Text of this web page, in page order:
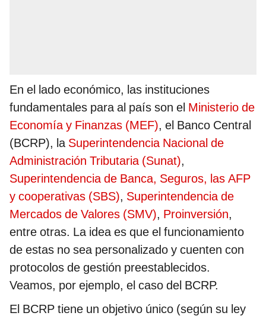
En el lado económico, las instituciones
fundamentales para al país son el Ministerio de
Economía y Finanzas (MEF), el Banco Central
(BCRP), la Superintendencia Nacional de
Administración Tributaria (Sunat),
Superintendencia de Banca, Seguros, las AFP
y cooperativas (SBS), Superintendencia de
Mercados de Valores (SMV), Proinversión,
entre otras. La idea es que el funcionamiento
de estas no sea personalizado y cuenten con
protocolos de gestión preestablecidos.
Veamos, por ejemplo, el caso del BCRP.
El BCRP tiene un objetivo único (según su ley